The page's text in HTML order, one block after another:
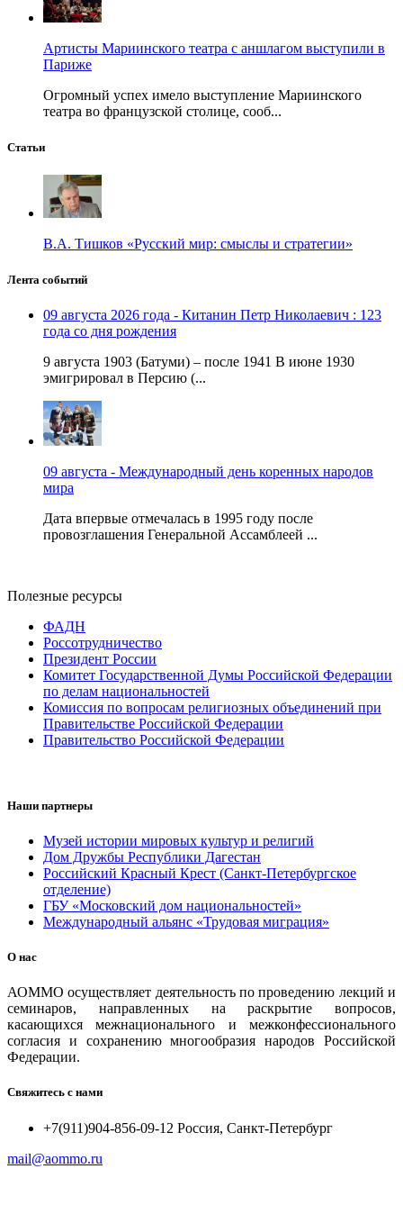
Артисты Мариинского театра с аншлагом выступили в
Париже
Огромный успех имело выступление Мариинского
театра во французской столице, сооб...
Статьи
В.А. Тишков «Русский мир: смыслы и стратегии»
Лента событий
09 августа 2026 года - Китанин Петр Николаевич : 123
года со дня рождения
9 августа 1903 (Батуми) – после 1941 В июне 1930
эмигрировал в Персию (...
09 августа - Международный день коренных народов
мира
Дата впервые отмечалась в 1995 году после
провозглашения Генеральной Ассамблеей ...
Полезные ресурсы
ФАДН
Россотрудничество
Президент России
Комитет Государственной Думы Российской Федерации
по делам национальностей
Комиссия по вопросам религиозных объединений при
Правительстве Российской Федерации
Правительство Российской Федерации
Наши партнеры
Музей истории мировых культур и религий
Дом Дружбы Республики Дагестан
Российский Красный Крест (Санкт-Петербургское
отделение)
ГБУ «Московский дом национальностей»
Международный альянс «Трудовая миграция»
О нас
АОММО осуществляет деятельность по проведению лекций и
семинаров, направленных на раскрытие вопросов,
касающихся межнационального и межконфессионального
согласия и сохранению многообразия народов Российской
Федерации.
Свяжитесь с нами
+7(911)904-856-09-12 Россия, Санкт-Петербург
mail@aommo.ru